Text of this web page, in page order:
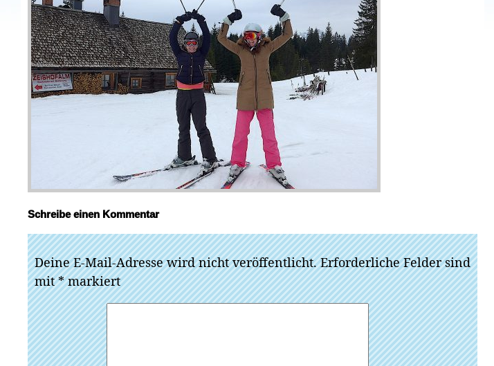
Schreibe einen Kommentar
Deine E-Mail-Adresse wird nicht veröffentlicht. Erforderliche Felder sind
mit*markiert